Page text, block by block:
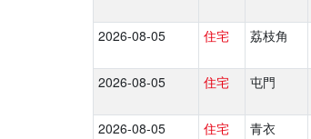
2026-08-05 住宅 荔枝角
2026-08-05 住宅 屯門
2026-08-05 住宅 青衣